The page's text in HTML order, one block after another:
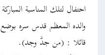
احتفال لتلك المناسبة
والده المعظم قدس سره
قائلا : (من جدَّ وجد).